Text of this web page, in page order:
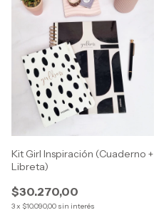
Kit Girl Inspiración (Cuaderno +
Libreta)
$30.270,00
3x $10.090,00 sin interés